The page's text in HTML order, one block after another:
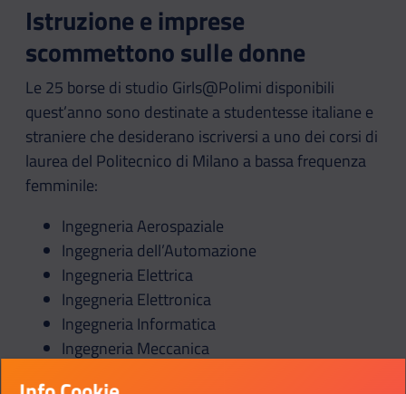
Istruzione e imprese
scommettono sulle donne
Le 25 borse di studio Girls@Polimi disponibili
quest’anno sono destinate a studentesse italiane e
straniere che desiderano iscriversi a uno dei corsi di
laurea del Politecnico di Milano a bassa frequenza
femminile:
Ingegneria Aerospaziale
Ingegneria dell’Automazione
Ingegneria Elettrica
Ingegneria Elettronica
Ingegneria Informatica
Ingegneria Meccanica